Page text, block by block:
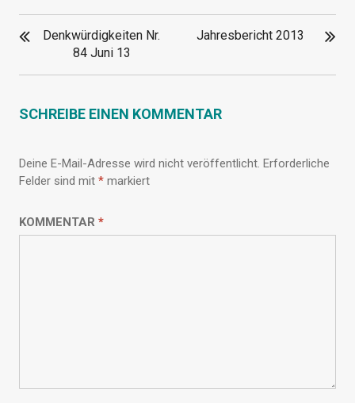
BEITRAGSNAVIGATION
Denkwürdigkeiten Nr.
84 Juni 13
Jahresbericht 2013
SCHREIBE EINEN KOMMENTAR
Deine E-Mail-Adresse wird nicht veröffentlicht. Erforderliche
Felder sind mit *markiert
KOMMENTAR *